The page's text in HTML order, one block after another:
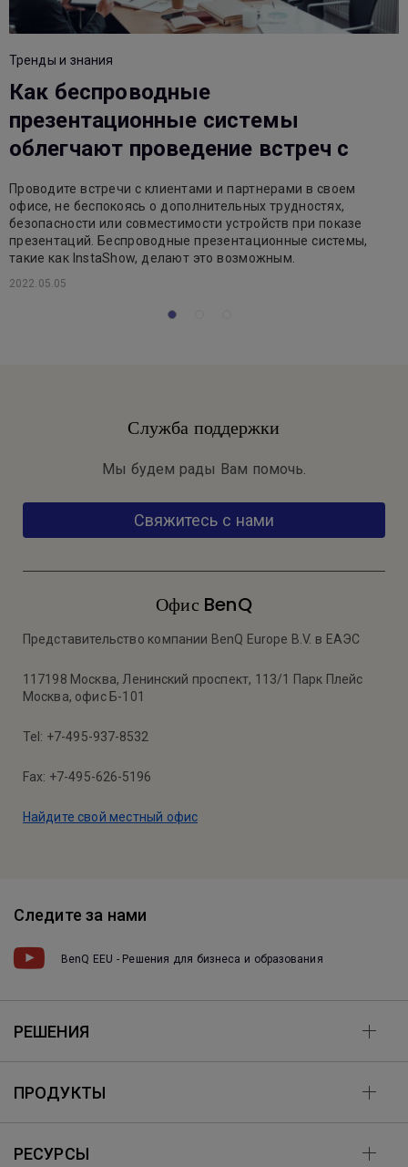
Тренды и знания
Как беспроводные
презентационные системы
облегчают проведение встреч с
клиентами и партнерами
Проводите встречи с клиентами и партнерами в своем
офисе, не беспокоясь о дополнительных трудностях,
безопасности или совместимости устройств при показе
презентаций. Беспроводные презентационные системы,
такие как InstaShow, делают это возможным.
2022.05.05
Служба поддержки
Мы будем рады Вам помочь.
Свяжитесь с нами
Офис BenQ
Представительство компании BenQ Europe B.V. в ЕАЭС
117198 Москва, Ленинский проспект, 113/1 Парк Плейс
Москва, офис Б-101
Tel: +7-495-937-8532
Fax: +7-495-626-5196
Найдите свой местный офис
Следите за нами
BenQ EEU - Решения для бизнеса и образования
РЕШЕНИЯ
ПРОДУКТЫ
РЕСУРСЫ